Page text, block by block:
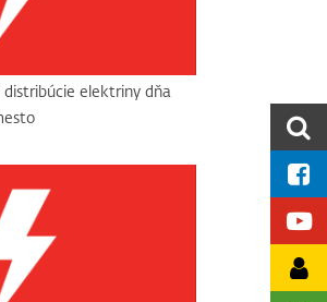
distribúcie elektriny dňa